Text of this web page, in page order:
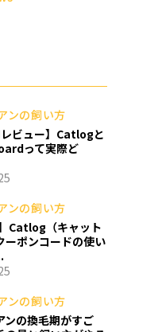
ンの飼い方
レビュー】Catlogと
って実際ど
ンの飼い方
Catlog（キャット
ーポンコードの使い
ンの飼い方
ンの換毛期がすご